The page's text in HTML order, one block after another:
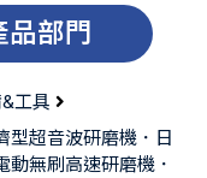
部門
工具
型超音波研磨機．日
無刷高速研磨機．